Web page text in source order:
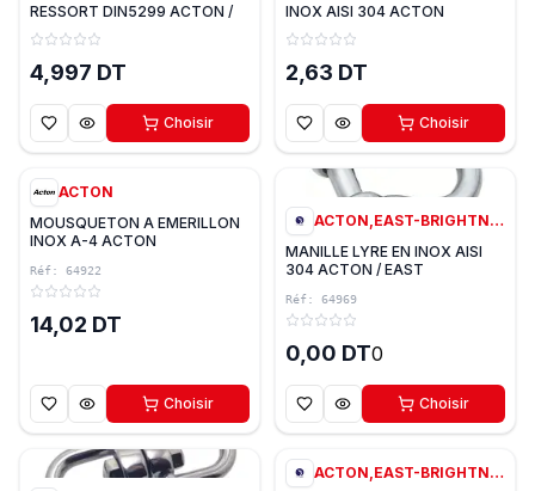
RESSORT DIN5299 ACTON /
EAST
4,997 DT
Choisir
INOX AISI 304 ACTON
2,63 DT
Choisir
2variantes
ACTON
MOUSQUETON A EMERILLON
INOX A-4 ACTON
Réf: 64922
14,02 DT
Choisir
ACTON,EAST-BRIGHTNESS
MANILLE LYRE EN INOX AISI
304 ACTON / EAST
Réf: 64969
0,00 DT0
Choisir
3variantes
ACTON,EAST-BRIGHTNESS